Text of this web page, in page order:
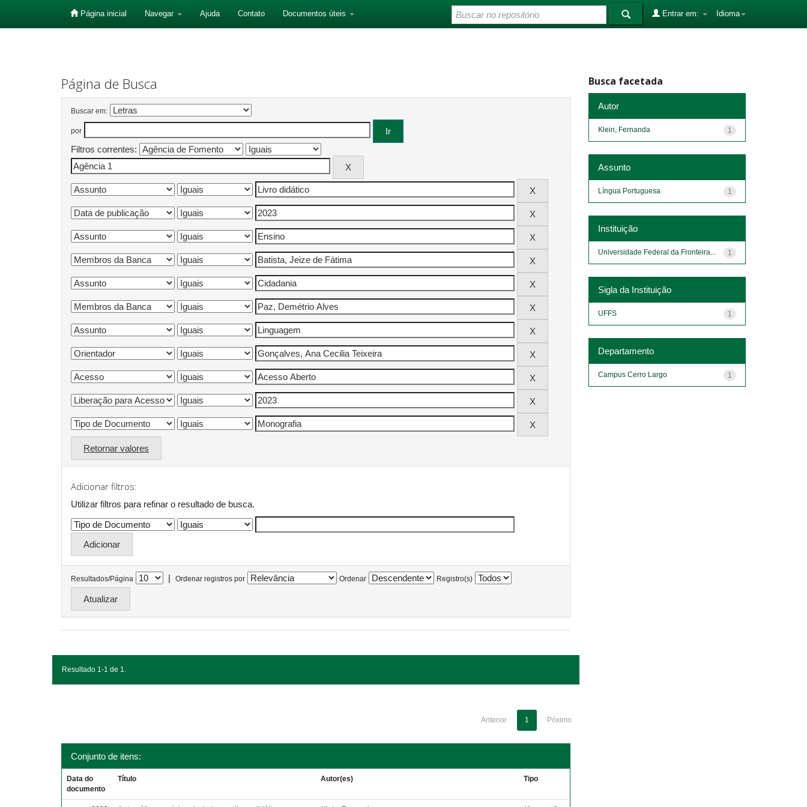
Página inicial Navegar Ajuda Contato Documentos úteis Idioma
Entrar em:
Página de Busca
Buscar em:
por
Filtros correntes:
Retornar valores
Adicionar filtros:
Utilizar filtros para refinar o resultado de busca.
Resultados/Página | Ordenar registros por Ordenar Registro(s)
Resultado 1-1 de 1.
Anterior 1 Póximo
Conjunto de itens:
Data do
documento
Título Autor(es) Tipo
Busca facetada
Autor
1
Klein, Fernanda
Assunto
1
Língua Portuguesa
Instituição
1
Universidade Federal da Fronteira...
Sigla da Instituição
1
UFFS
Departamento
1
Campus Cerro Largo